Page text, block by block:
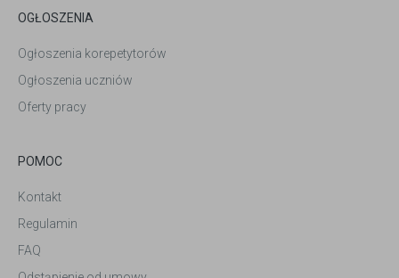
OGŁOSZENIA
Ogłoszenia korepetytorów
Ogłoszenia uczniów
Oferty pracy
POMOC
Kontakt
Regulamin
FAQ